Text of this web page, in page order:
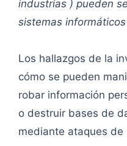
industrias ) pueden
sistemas
Los hallazgos de la
cómo se pueden
robar información
o destruir bases de
mediante ataques